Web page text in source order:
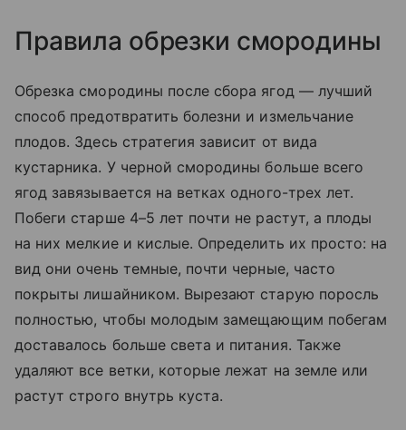
Правила обрезки смородины
Обрезка смородины после сбора ягод — лучший
способ предотвратить болезни и измельчание
плодов. Здесь стратегия зависит от вида
кустарника. У черной смородины больше всего
ягод завязывается на ветках одного-трех лет.
Побеги старше 4–5 лет почти не растут, а плоды
на них мелкие и кислые. Определить их просто: на
вид они очень темные, почти черные, часто
покрыты лишайником. Вырезают старую поросль
полностью, чтобы молодым замещающим побегам
доставалось больше света и питания. Также
удаляют все ветки, которые лежат на земле или
растут строго внутрь куста.